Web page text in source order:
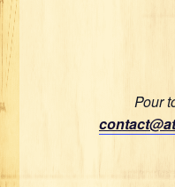
Pour